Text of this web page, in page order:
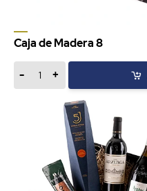
Caja de Madera 8
- +